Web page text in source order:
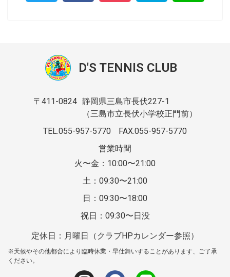
D'S TENNIS CLUB
〒411-0824 静岡県三島市長伏227-1
（三島市立長伏小学校正門前）
TEL.055-957-5770
FAX.055-957-5770
営業時間
火〜金：10:00〜21:00
土：09:30〜21:00
日：09:30〜18:00
祝日：09:30〜日没
定休日：月曜日（クラブHPカレンダー参照）
※天候やその他都合により臨時休業・早仕舞いすることがあります、ご了承
ください。